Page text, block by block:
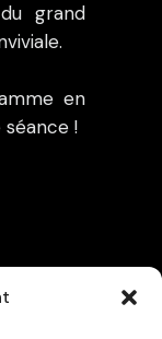
grand
en
!